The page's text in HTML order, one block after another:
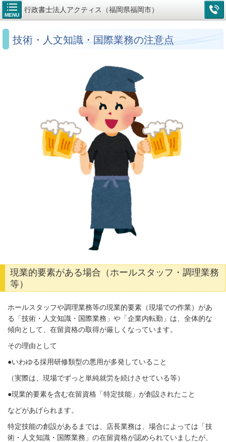
MENU
行政書士法人アクティス（福岡県福岡市）
技術・人文知識・国際業務の注意点
現業的要素がある場合（ホールスタッフ・調理業務
等）
ホールスタッフや調理業務等の現業的要素（現場での作業）があ
る「技術・人文知識・国際業務」や「企業内転勤」は、全体的な
傾向として、在留資格の取得が厳しくなっています。
その理由として
●いわゆる採用研修類型の悪用が多発していること
（実際は、現場でずっと単純就労を続けさせている等）
●現業的要素を含む在留資格「特定技能」が創設されたこと
などがあげられます。
特定技能の創設があるまでは、店長業務は、場合によっては「技
術・人文知識・国際業務」の在留資格が認められていましたが、